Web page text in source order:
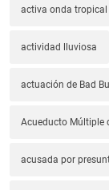
activa onda
actividad lluviosa
actuación de Bad
Acueducto Múltiple
acusada por